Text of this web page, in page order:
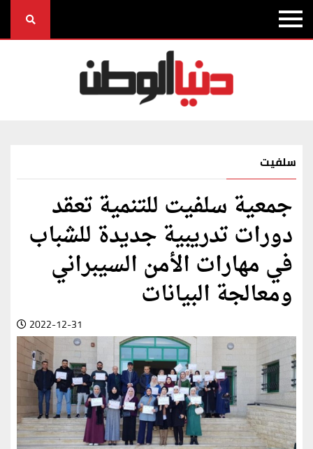
سلفيت
جمعية سلفيت للتنمية تعقد
دورات تدريبية جديدة للشباب
في مهارات الأمن السيبراني
ومعالجة البيانات
2022-12-31